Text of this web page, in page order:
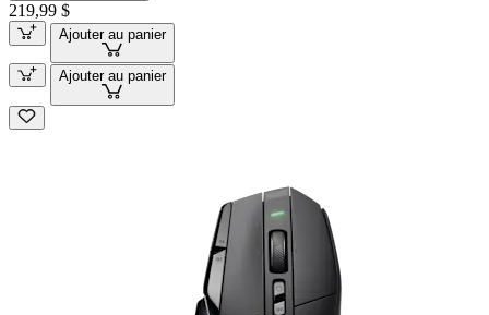
219,99 $
Ajouter au panier
Ajouter au panier